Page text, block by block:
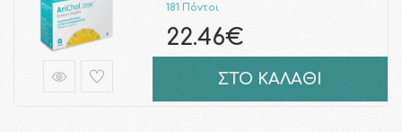
181 Πόντοι
22.46€
ΣΤΟ ΚΑΛΑΘΙ